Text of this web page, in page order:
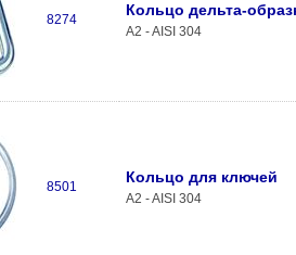
8274
Кольцо дельта-
A2 - AISI 304
8501
Кольцо для ключей
A2 - AISI 304